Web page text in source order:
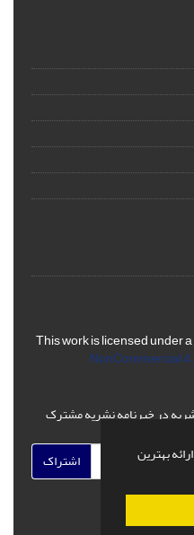
بهترین
This work is licensed under a
NonCommercial
در خبرنامه نشریه مشترک
اشتراک